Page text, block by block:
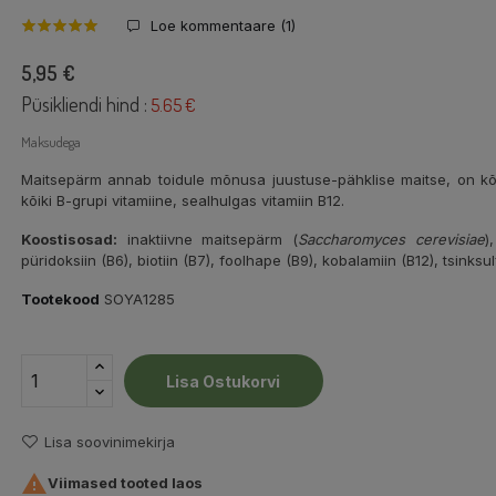
Loe kommentaare (1)
5,95 €
Püsikliendi hind : 5.65 €
Maksudega
Maitsepärm annab toidule mõnusa juustuse-pähklise maitse, on
kõiki B-grupi vitamiine, sealhulgas vitamiin B12.
Koostisosad: inaktiivne maitsepärm (Saccharomyces cerevisiae
püridoksiin (B6), biotiin (B7), foolhape (B9), kobalamiin (B12),
Tootekood SOYA1285
Lisa Ostukorvi
Lisa soovinimekirja
Viimased tooted laos